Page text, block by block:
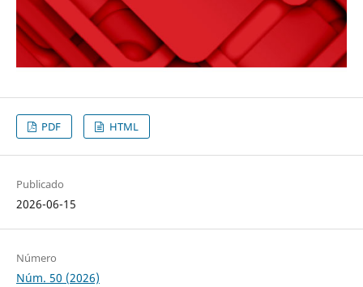
PDF HTML
Publicado
2026-06-15
Número
Núm. 50 (2026)